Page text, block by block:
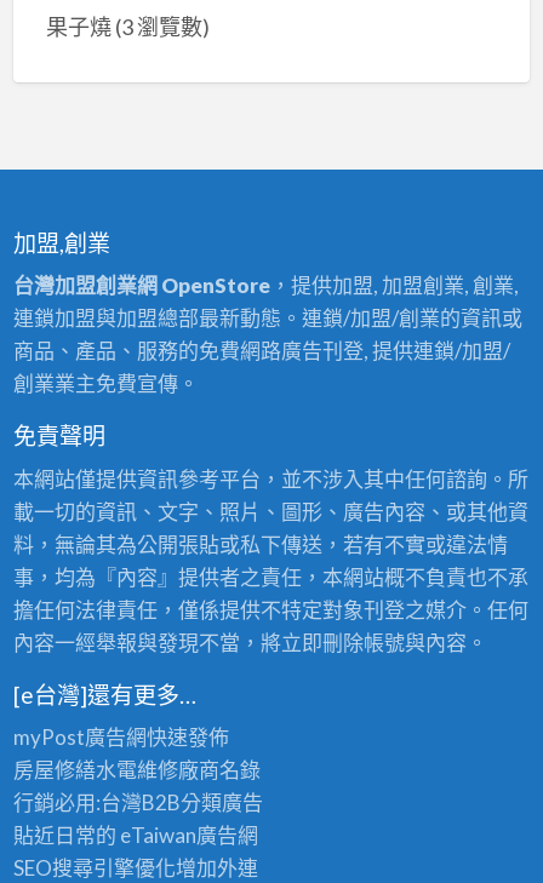
果子燒(3 瀏覽數)
加盟,創業
台灣加盟創業網 OpenStore，提供加盟, 加盟創業, 創業,
連鎖加盟與加盟總部最新動態。連鎖/加盟/創業的資訊或
商品、產品、服務的免費網路廣告刊登, 提供連鎖/加盟/
創業業主免費宣傳。
免責聲明
本網站僅提供資訊參考平台，並不涉入其中任何諮詢。所
載一切的資訊、文字、照片、圖形、廣告內容、或其他資
料，無論其為公開張貼或私下傳送，若有不實或違法情
事，均為『內容』提供者之責任，本網站概不負責也不承
擔任何法律責任，僅係提供不特定對象刊登之媒介。任何
內容一經舉報與發現不當，將立即刪除帳號與內容。
[e台灣]還有更多…
myPost廣告網快速發佈
房屋修繕水電維修廠商名錄
行銷必用:台灣B2B分類廣告
貼近日常的 eTaiwan廣告網
SEO搜尋引擎優化增加外連